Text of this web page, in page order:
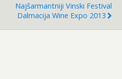
Najšarmantniji Vinski Festival
Dalmacija Wine Expo 2013